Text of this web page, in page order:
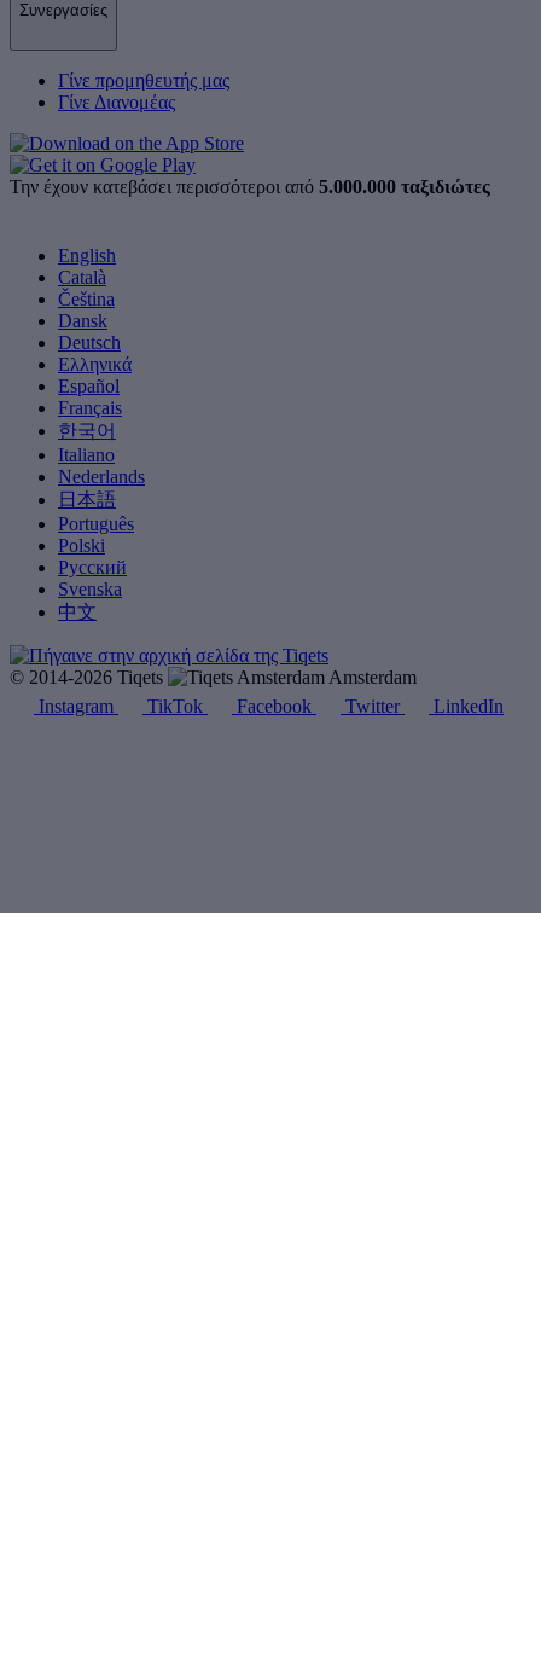
Συνεργασίες
Γίνε προμηθευτής μας
Γίνε Διανομέας
Την έχουν κατεβάσει περισσότεροι από 5.000.000 ταξιδιώτες
English
Català
Čeština
Dansk
Deutsch
Ελληνικά
Español
Français
한국어
Italiano
Nederlands
日本語
Português
Polski
Русский
Svenska
中文
© 2014-2026 Tiqets
Amsterdam
Instagram
TikTok Facebook Twitter LinkedIn